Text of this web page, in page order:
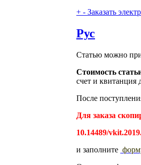
+ - Заказать
Рус
Статью можно
Стоимость
счет и квитанция
После
Для заказа
10.14489/
и заполните